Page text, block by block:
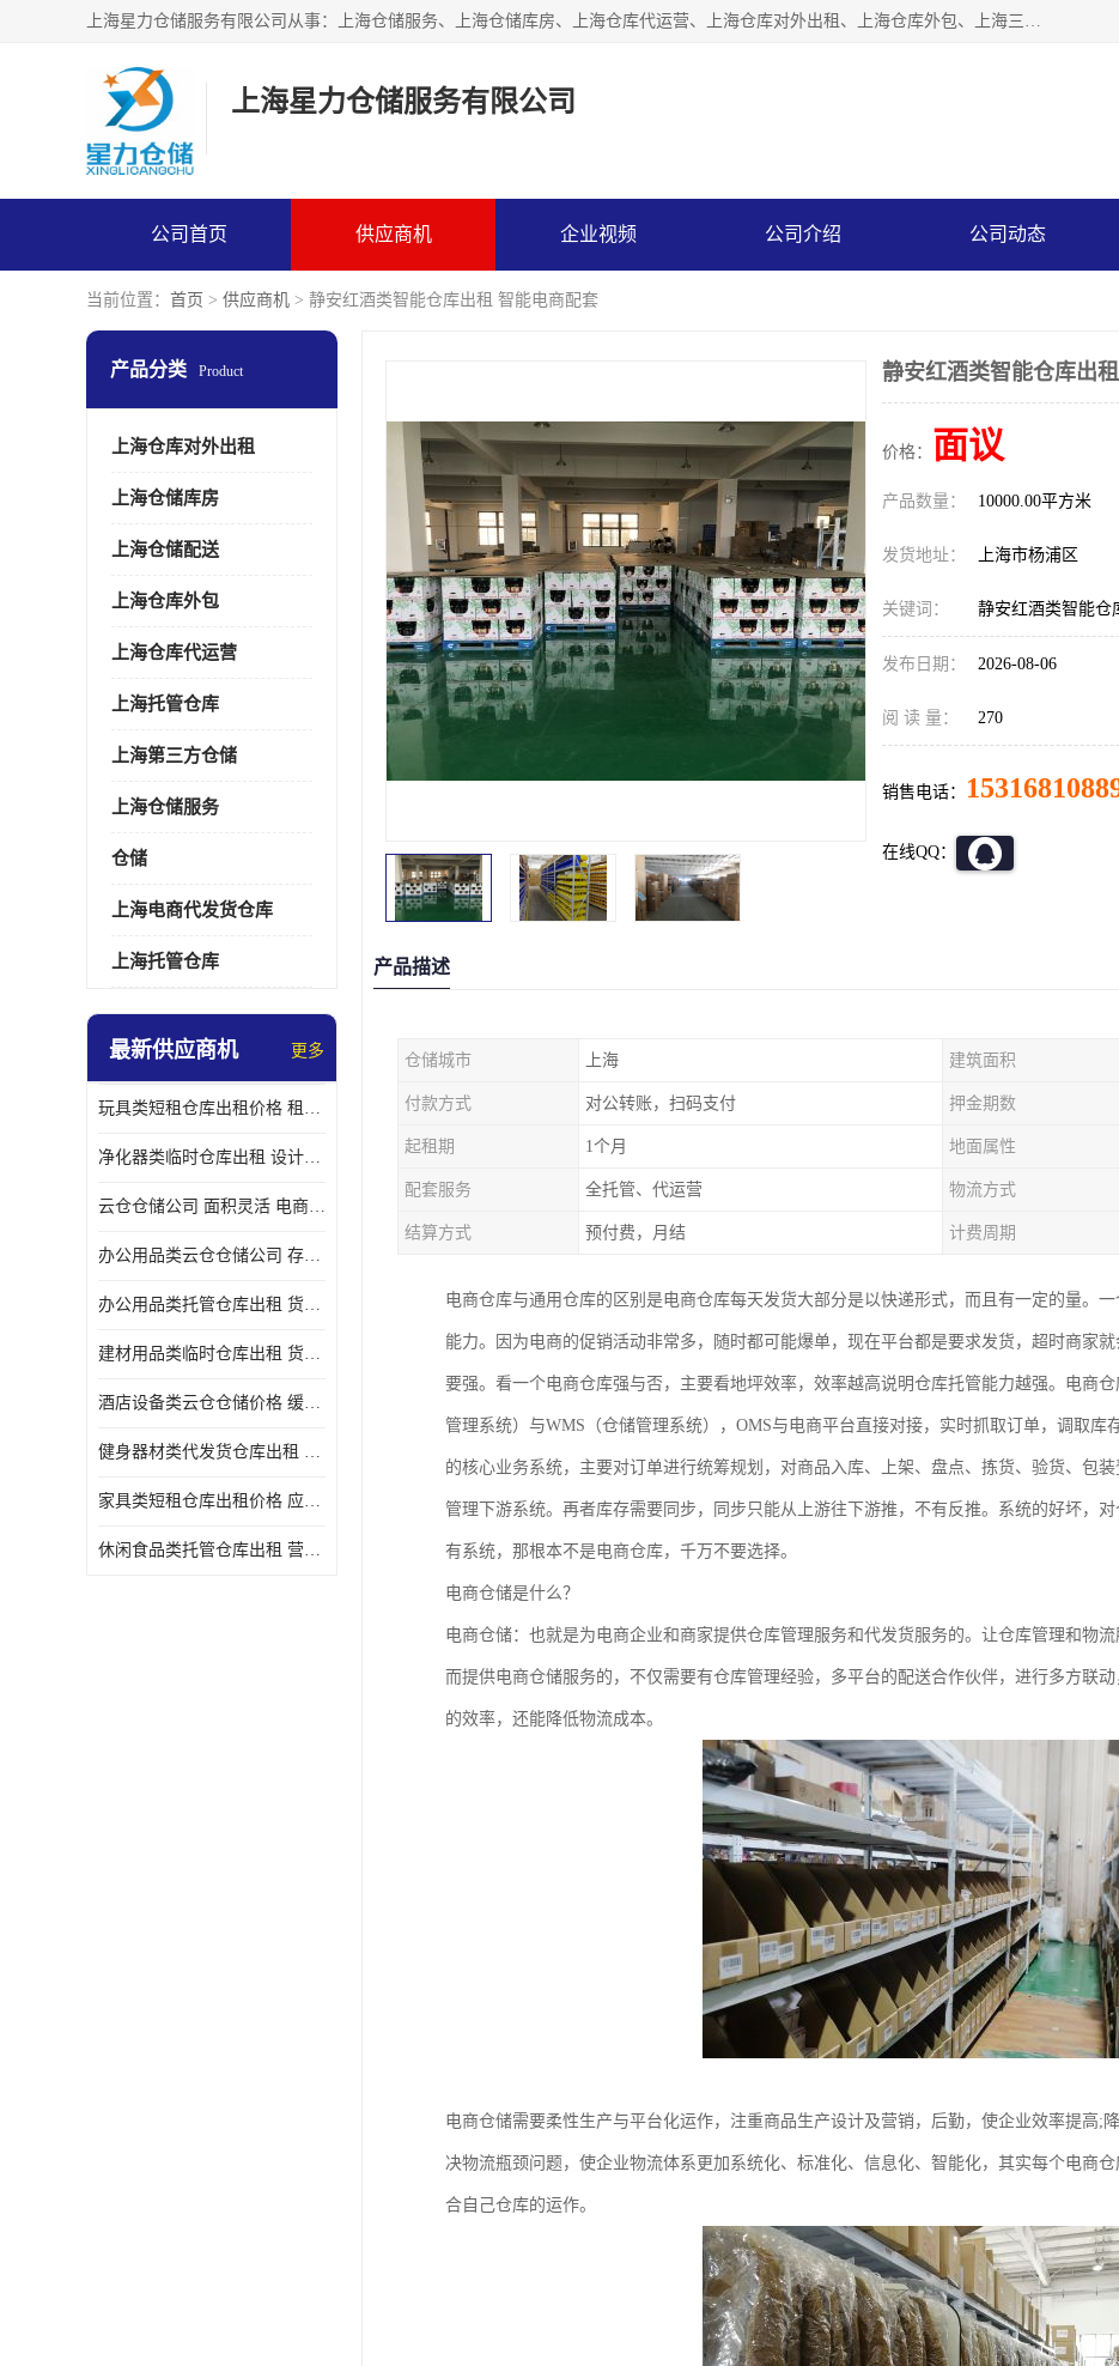
上海星力仓储服务有限公司从事：上海仓储服务、上海仓储库房、上海仓库代运营、上海仓库对外出租、上海仓库外包、上海三方仓储、上海电商仓储代发、上海电商代发货仓库、上海托管仓库、上海仓储配送。上海星力仓储服务有限公司现在拥有100个分仓、10万余平方的标准库房，精炼员工几百名，与几千家客户合作，公司已跻身上海仓储行业前列。欢迎来电咨询！
上海星力仓储服务有限公司
公司首页 供应商机 企业视频 公司介绍 公司动态
当前位置： 首页 > 供应商机 > 静安红酒类智能仓库出租 智能电商配套
产品分类 Product
上海仓库对外出租
上海仓储库房
上海仓储配送
上海仓库外包
上海仓库代运营
上海托管仓库
上海第三方仓储
上海仓储服务
仓储
上海电商代发货仓库
上海托管仓库
最新供应商机 更多
玩具类短租仓库出租价格 租期灵活 智能电商配套
净化器类临时仓库出租 设计简单 电商仓储物流战略合作
云仓仓储公司 面积灵活 电商仓储物流战略合作
办公用品类云仓仓储公司 存货周转很快 电商仓储物流战略整合
办公用品类托管仓库出租 货物装卸方便 电商仓储物流战略合作
建材用品类临时仓库出租 货物装卸方便 仓储供应链配套
酒店设备类云仓仓储价格 缓解企业储存压力 智能电商配套
健身器材类代发货仓库出租 租期灵活 新媒体平台配套
家具类短租仓库出租价格 应用广泛 智能电商配套
休闲食品类托管仓库出租 营造良好环境氛围 垂直电商配套
静安红酒类智能仓库出
价格： 面议
产品数量： 10000.00平方米
发货地址： 上海市杨浦区
关键词： 静安红酒类智能仓
发布日期： 2026-08-06
阅 读 量： 270
销售电话：
在线QQ：
产品描述
仓储城市 上海 建筑面积
付款方式 对公转账，扫码支付 押金期数
起租期 1个月 地面属性
配套服务 全托管、代运营 物流方式
结算方式 预付费，月结 计费周期
电商仓库与通用仓库的区别是电商仓库每天发货大部分是以快递形式，而且有一定的量。
能力。因为电商的促销活动非常多，随时都可能爆单，现在平台都是要求发货，超时商家
要强。看一个电商仓库强与否，主要看地坪效率，效率越高说明仓库托管能力越强。电商
管理系统）与WMS（仓储管理系统），OMS与电商平台直接对接，实时抓取订单，调取库
的核心业务系统，主要对订单进行统筹规划，对商品入库、上架、盘点、拣货、验货、包
管理下游系统。再者库存需要同步，同步只能从上游往下游推，不有反推。系统的好坏，
有系统，那根本不是电商仓库，千万不要选择。
电商仓储是什么？
电商仓储：也就是为电商企业和商家提供仓库管理服务和代发货服务的。让仓库管理和物
而提供电商仓储服务的，不仅需要有仓库管理经验，多平台的配送合作伙伴，进行多方联
的效率，还能降低物流成本。
电商仓储需要柔性生产与平台化运作，注重商品生产设计及营销，后勤，使企业效率提高;
决物流瓶颈问题，使企业物流体系更加系统化、标准化、信息化、智能化，其实每个电商
合自己仓库的运作。